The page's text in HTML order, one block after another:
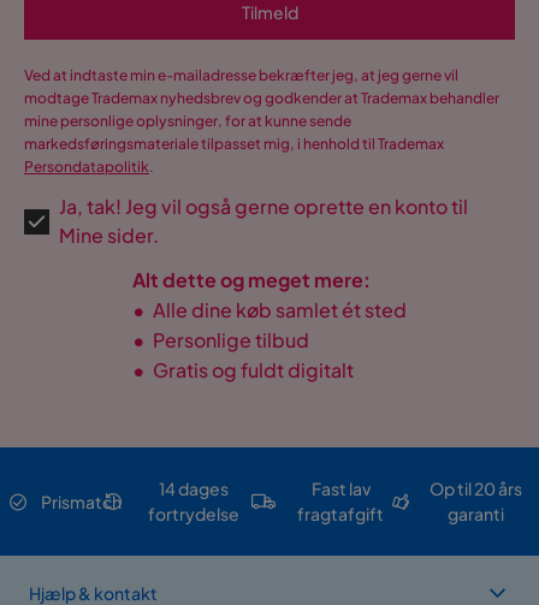
Tilmeld
Ved at indtaste min e-mailadresse bekræfter jeg, at jeg gerne vil
modtage Trademax nyhedsbrev og godkender at Trademax behandler
mine personlige oplysninger, for at kunne sende
markedsføringsmateriale tilpasset mig, i henhold til Trademax
Persondatapolitik.
Ja, tak! Jeg vil også gerne oprette en konto til
Mine sider.
Alt dette og meget mere:
• Alle dine køb samlet ét sted
• Personlige tilbud
• Gratis og fuldt digitalt
Prismatch
14 dages
fortrydelse
Fast lav
fragtafgift
Op til 20 års
garanti
Hjælp & kontakt